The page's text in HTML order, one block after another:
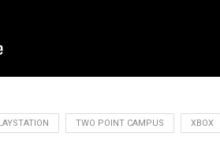
TWO POINT CAMPUS XBOX